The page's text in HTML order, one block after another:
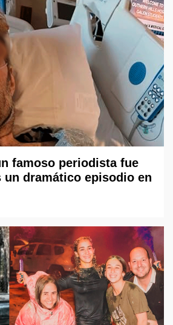
famoso periodista fue
un dramático episodio en